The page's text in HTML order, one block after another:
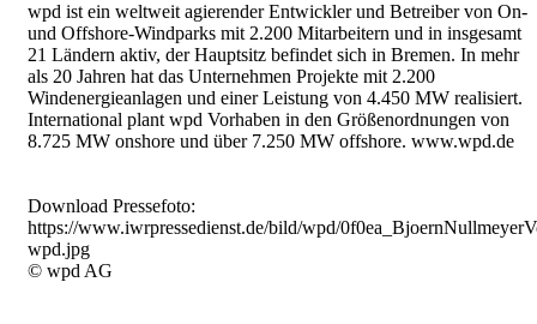
wpd ist ein weltweit agierender Entwickler und Betreiber von On-
und Offshore-Windparks mit 2.200 Mitarbeitern und in insgesamt
21 Ländern aktiv, der Hauptsitz befindet sich in Bremen. In mehr
als 20 Jahren hat das Unternehmen Projekte mit 2.200
Windenergieanlagen und einer Leistung von 4.450 MW realisiert.
International plant wpd Vorhaben in den Größenordnungen von
8.725 MW onshore und über 7.250 MW offshore. www.wpd.de
Download Pressefoto:
https://www.iwrpressedienst.de/bild/wpd/
wpd.jpg
© wpd AG